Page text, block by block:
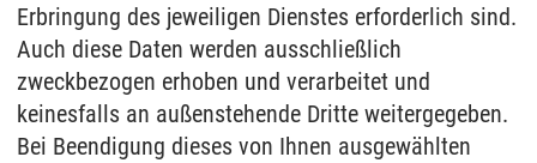
Erbringung des jeweiligen Dienstes erforderlich sind.
Auch diese Daten werden ausschließlich
zweckbezogen erhoben und verarbeitet und
keinesfalls an außenstehende Dritte weitergegeben.
Bei Beendigung dieses von Ihnen ausgewählten